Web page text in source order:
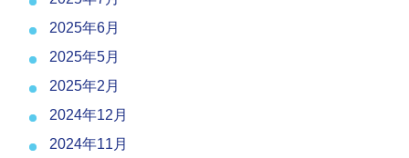
2025年6月
2025年5月
2025年2月
2024年12月
2024年11月